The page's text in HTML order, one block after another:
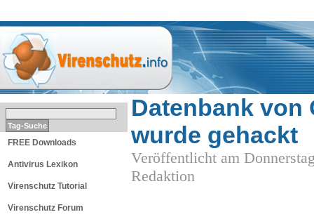
FREE Downloads
Antivirus Lexikon
Virenschutz Tutorial
Virenschutz Forum
Datenbank von
wurde gehackt
Veröffentlicht am
Redaktion